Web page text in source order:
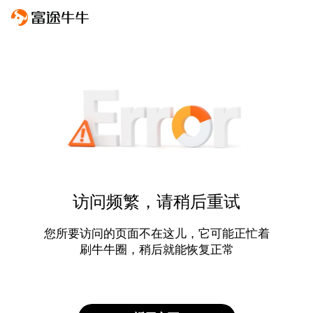
访问频繁，请稍后重试
您所要访问的页面不在这儿，它可能正忙着
刷牛牛圈，稍后就能恢复正常